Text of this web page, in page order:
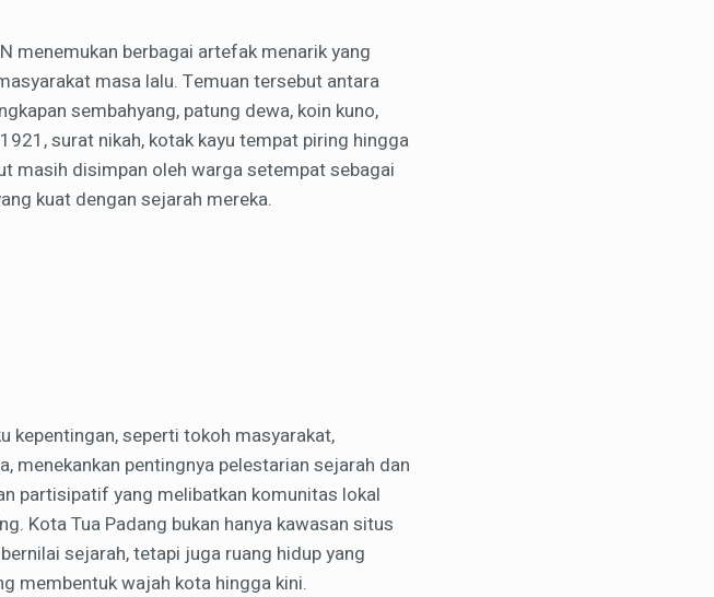
menemukan berbagai artefak menarik yang
masa lalu. Temuan tersebut antara
sembahyang, patung dewa, koin kuno,
surat nikah, kotak kayu tempat piring hingga
masih disimpan oleh warga setempat sebagai
kuat dengan sejarah mereka.
kepentingan, seperti tokoh masyarakat,
menekankan pentingnya pelestarian sejarah dan
partisipatif yang melibatkan komunitas lokal
Kota Tua Padang bukan hanya kawasan situs
sejarah, tetapi juga ruang hidup yang
membentuk wajah kota hingga kini.